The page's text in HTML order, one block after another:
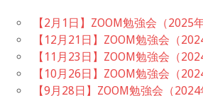
【2月1日】ZOOM勉強会（2025年
【12月21日】ZOOM勉強会（
【11月23日】ZOOM勉強会（
【10月26日】ZOOM勉強会（
【9月28日】ZOOM勉強会（2024